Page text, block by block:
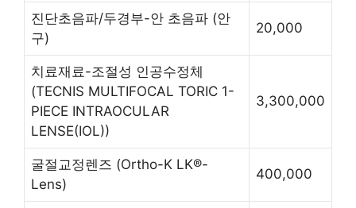
진단초음파/두경부-안 초음파 (안
구)
20,000
치료재료-조절성 인공수정체
(TECNIS MULTIFOCAL TORIC 1-
PIECE INTRAOCULAR
LENSE(IOL))
3,300,000
굴절교정렌즈 (Ortho-K LK®-
Lens)
400,000